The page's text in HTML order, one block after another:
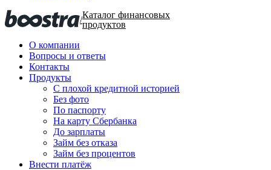
/Каталог финансовых
продуктов
О компании
Вопросы и ответы
Контакты
Продукты
C плохой кредитной историей
Без фото
По паспорту
На карту Сбербанка
До зарплаты
Займ без отказа
Займ без процентов
Внести платёж